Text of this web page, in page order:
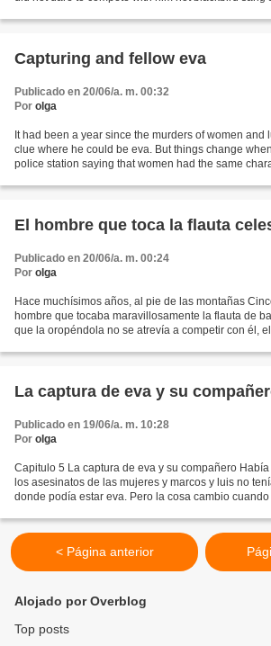
Capturing and fellow eva
Publicado en 20/06/a. m. 00:32
Por olga
It had been a year since the murders of women and
clue where he could be eva. But things change
police station saying that women had the same
El hombre que toca la flauta
Publicado en 20/06/a. m. 00:24
Por olga
Hace muchísimos años, al pie de las montañas
hombre que tocaba maravillosamente la flauta de
que la oropéndola no se atrevía a competir con él,
La captura de eva y su
Publicado en 19/06/a. m. 10:28
Por olga
Capitulo 5 La captura de eva y su compañero
los asesinatos de las mujeres y marcos y luis no
donde podía estar eva. Pero la cosa cambio
< Página anterior
Alojado por Overblog
Top posts